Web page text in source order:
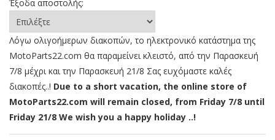
Έξοδα αποστολής:
Λόγω ολιγοήμερων διακοπών, το ηλεκτρονικό κατάστημα της
MotoParts22.com θα παραμείνει κλειστό, από την Παρασκευή
7/8 μέχρι και την Παρασκευή 21/8 Σας ευχόμαστε καλές
διακοπές..! Due to a short vacation, the online store of
MotoParts22.com will remain closed, from Friday 7/8 until
Friday 21/8 We wish you a happy holiday ..!